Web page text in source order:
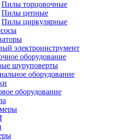
Пилы торцовочные
Пилы цепные
Пилы циркулярные
электроинструмент
оборудование
шуруповерты
оборудование
оборудование